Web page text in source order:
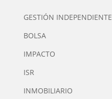
GESTIÓN INDEPENDIENTE
BOLSA
IMPACTO
ISR
INMOBILIARIO